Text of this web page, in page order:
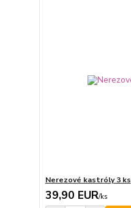
Nerezové kastróly 3 ks
39,90 EUR/ks